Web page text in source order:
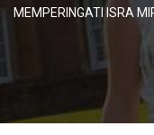
MEMPERINGATI ISRA